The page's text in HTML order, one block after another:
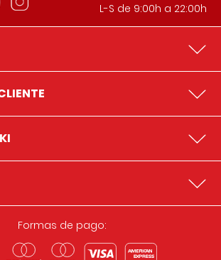
L-S de 9:00h a 22:00h
Formas de pago: